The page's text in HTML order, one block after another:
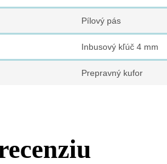
Pílový pás
Inbusový kľúč 4 mm
Prepravný kufor